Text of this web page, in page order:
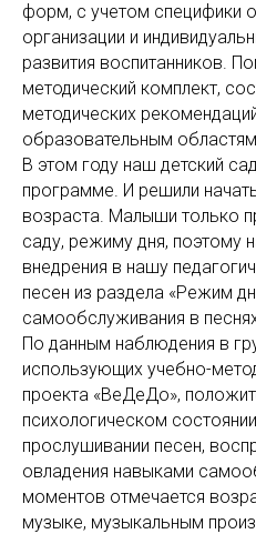
форм, с учетом специфики
организации и
развития воспитанников.
методический комплект,
методических
образовательным
В этом году наш детский
программе. И решили
возраста. Малыши только
саду, режиму дня, поэтому
внедрения в нашу
песен из раздела «Режим
самообслуживания в
По данным наблюдения в
использующих учебно-
проекта «ВеДеДо»,
психологическом
прослушивании песен,
овладения навыками
моментов отмечается
музыке, музыкальным